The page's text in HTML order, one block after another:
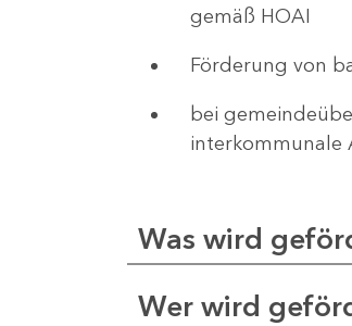
gemäß HOAI
Förderung von
bei
interkommunale
Was wird
Wer wird